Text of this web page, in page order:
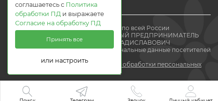
© 2021 Доставка цветов по всей России
Flomania24.ru ИНДИВИДУАЛЬНЫЙ ПРЕДПРИНИМАТЕЛЬ
ВОЛЕВАЧ ЕВГЕНИЙ ВЛАДИСЛАВОВИЧ
Мы получаем и обрабатываем персональные данные посетителей
сайта в соответствии сполитикой обработки персональных
данных.
соглашаетесь с Политика
обработки ПД и выражаете
Согласие на обработку ПД
Принять все
или настроить